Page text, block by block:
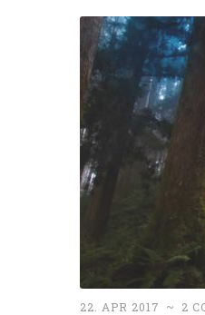
22. APR 2017 ~ 2